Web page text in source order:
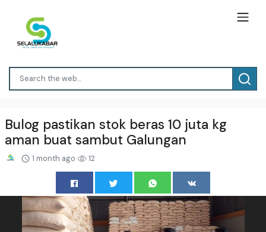
Bulog pastikan stok beras 10 juta kg
aman buat sambut Galungan
1 month ago 12